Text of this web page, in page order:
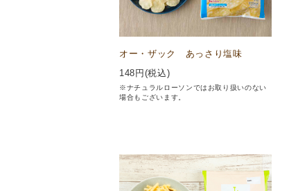
オー・ザック あっさり塩味
148 円(税込)
※ナチュラルローソンではお取り扱いのない
場合もございます。